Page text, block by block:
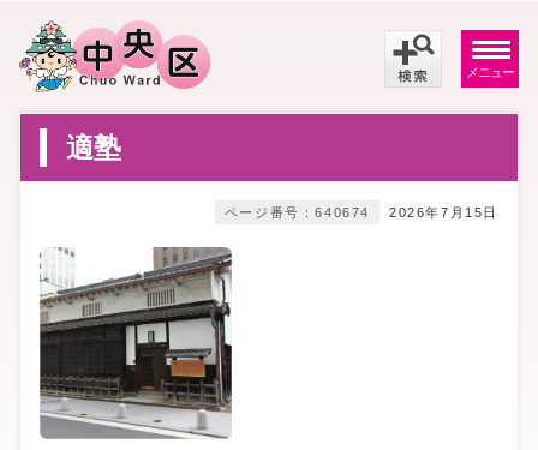
メニュー
適塾
2026年7月15日
ページ番号：640674